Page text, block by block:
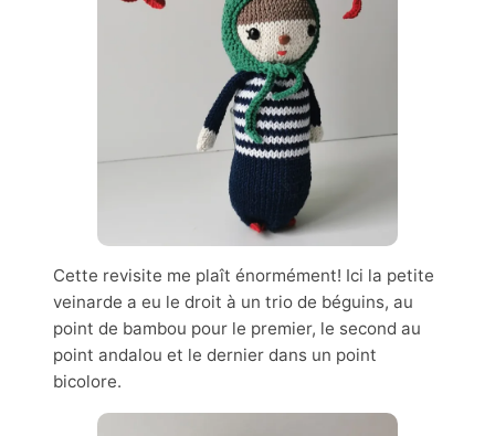
Cette revisite me plaît énormément! Ici la petite
veinarde a eu le droit à un trio de béguins, au
point de bambou pour le premier, le second au
point andalou et le dernier dans un point
bicolore.